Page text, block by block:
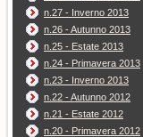
n.27 - Inverno 2013
n.26 - Autunno 2013
n.25 - Estate 2013
n.24 - Primavera 2013
n.23 - Inverno 2013
n.22 - Autunno 2012
n.21 - Estate 2012
n.20 - Primavera 2012